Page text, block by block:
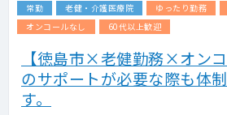
常勤 老健・介護医療院 ゆったり勤務
オンコールなし
60代以上歓迎
【徳島市×老健勤務×オン
のサポートが必要な際も体
す。